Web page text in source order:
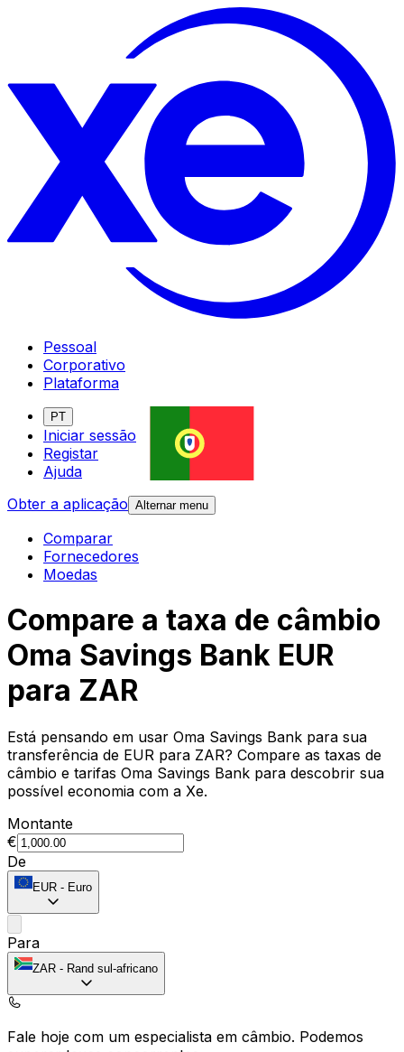
Pessoal
Corporativo
Plataforma
PT
Iniciar sessão
Registar
Ajuda
Obter a aplicação Alternar menu
Comparar
Fornecedores
Moedas
Compare a taxa de câmbio
Oma Savings Bank EUR
para ZAR
Está pensando em usar Oma Savings Bank para sua
transferência de EUR para ZAR? Compare as taxas de
câmbio e tarifas Oma Savings Bank para descobrir sua
possível economia com a Xe.
Montante
€
De
EUR - Euro
Para
ZAR - Rand sul-africano
Fale hoje com um especialista em câmbio. Podemos